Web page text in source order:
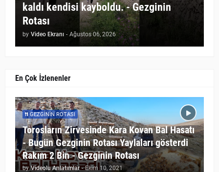
kaldı kendisi kayboldu. - Gezginin
Rotası
by Video Ekranı - Ağustos 06, 2026
En Çok İzlenenler
GEZGININ ROTASI
Torosların Zirvesinde Kara Kovan Bal Hasatı
- Bugün Gezginin Rotası Yaylaları gösterdi
Rakım 2 Bin - Gezginin Rotası
by Videolu Anlatımlar - Ekim 10, 2021